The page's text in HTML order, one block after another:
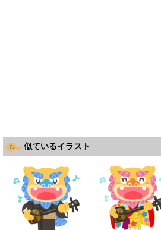
似ているイラスト